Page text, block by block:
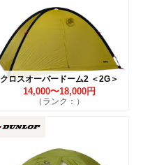
クロスオーバードーム2 ＜2G＞
14,000〜18,000円
（ランク：）